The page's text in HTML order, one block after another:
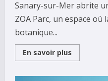
Sanary-sur-Mer abrite
ZOA Parc, un espace
botanique...
En savoir plus
more